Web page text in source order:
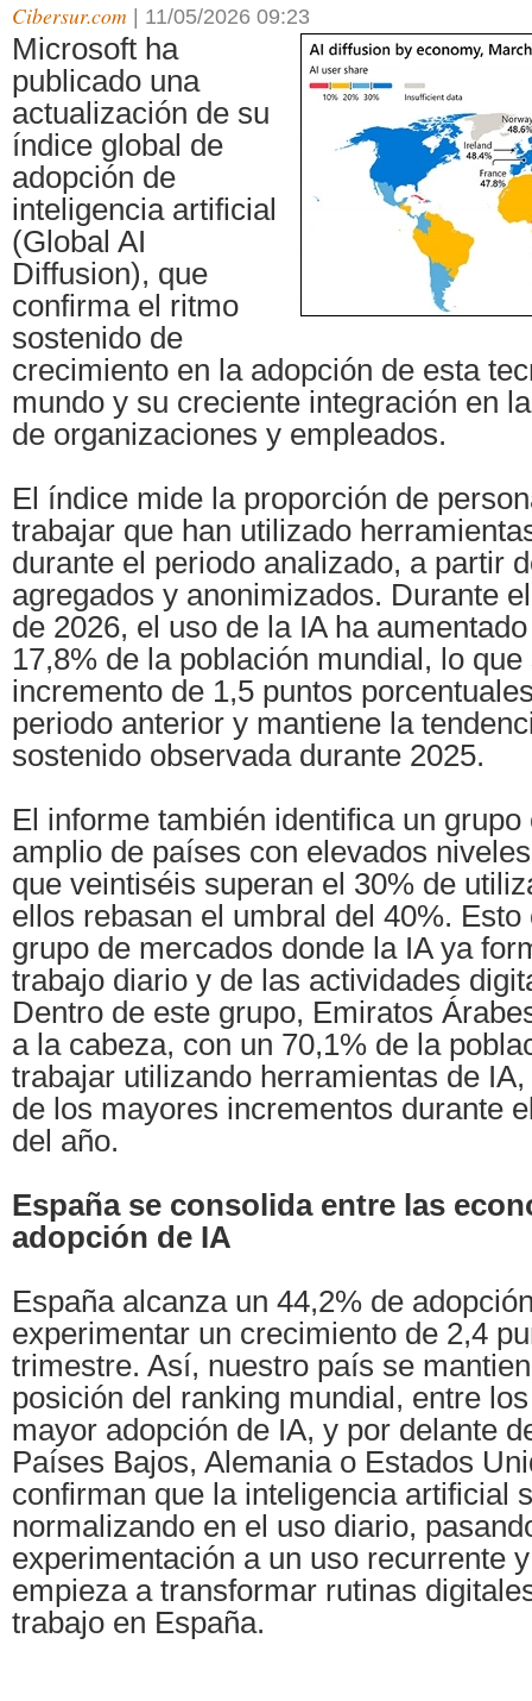
Cibersur.com 11/05/2026 09:23
Microsoft ha
publicado una
actualización de su
índice global de
adopción de
inteligencia artificial
(Global AI
Diffusion), que
confirma el ritmo
sostenido de
crecimiento en la adopción de esta
mundo y su creciente integración en
de organizaciones y empleados.
El índice mide la proporción de
trabajar que han utilizado
durante el periodo analizado, a partir
agregados y anonimizados. Durante
de 2026, el uso de la IA ha
17,8% de la población mundial, lo que
incremento de 1,5 puntos
periodo anterior y mantiene la
sostenido observada durante 2025.
El informe también identifica un
amplio de países con elevados
que veintiséis superan el 30% de
ellos rebasan el umbral del 40%. Esto
grupo de mercados donde la IA ya
trabajo diario y de las actividades
Dentro de este grupo, Emiratos
a la cabeza, con un 70,1% de la
trabajar utilizando herramientas de
de los mayores incrementos durante
del año.
España se consolida entre las
adopción de IA
España alcanza un 44,2% de
experimentar un crecimiento de 2,4
trimestre. Así, nuestro país se
posición del ranking mundial, entre
mayor adopción de IA, y por delante
Países Bajos, Alemania o Estados
confirman que la inteligencia artificial
normalizando en el uso diario,
experimentación a un uso recurrente
empieza a transformar rutinas
trabajo en España.